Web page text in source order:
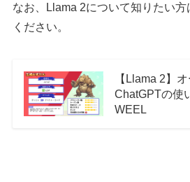
なお、Llama 2について知りたい
ください。
【Llama 2】
ChatGPTの使
WEEL